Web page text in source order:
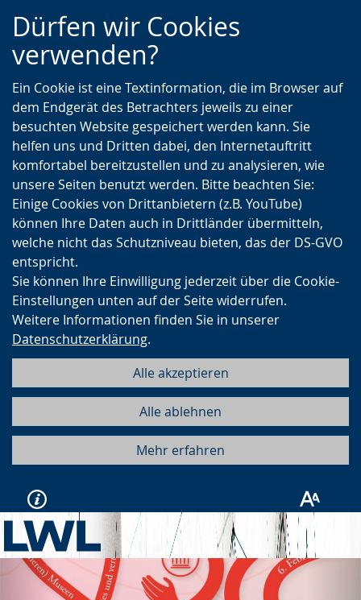
Zur
Hauptnavigation
Zur
Seitennavigation
Zum
Inhalt
Dürfen wir Cookies
verwenden?
Ein Cookie ist eine Textinformation, die im Browser auf
dem Endgerät des Betrachters jeweils zu einer
besuchten Website gespeichert werden kann. Sie
helfen uns und Dritten dabei, den Internetauftritt
komfortabel bereitzustellen und zu analysieren, wie
unsere Seiten benutzt werden. Bitte beachten Sie:
Einige Cookies von Drittanbietern (z.B. YouTube)
können Ihre Daten auch in Drittländer übermitteln,
welche nicht das Schutzniveau bieten, das der DS-GVO
entspricht.
Sie können Ihre Einwilligung jederzeit über die Cookie-
Einstellungen unten auf der Seite widerrufen.
Weitere Informationen finden Sie in unserer
Datenschutzerklärung.
Alle akzeptieren
Alle ablehnen
Mehr erfahren
Vorherige